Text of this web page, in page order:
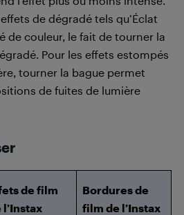
de dégradé tels qu’Éclat
de couleur, le fait de tourner la
Pour les effets estompés
tourner la bague permet
de fuites de lumière
de film
l’Instax
Bordures de
film de l’Instax